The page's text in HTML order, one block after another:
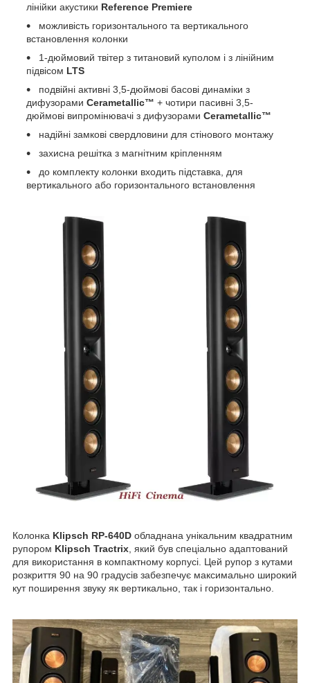
лінійки акустики Reference Premiere
можливість горизонтального та вертикального
встановлення колонки
1-дюймовий твітер з титановий куполом і з лінійним
підвісом LTS
подвійні активні 3,5-дюймові басові динаміки з
дифузорами Cerametallic™ + чотири пасивні 3,5-
дюймові випромінювачі з дифузорами Cerametallic™
надійні замкові свердловини для стінового монтажу
захисна решітка з магнітним кріпленням
до комплекту колонки входить підставка, для
вертикального або горизонтального встановлення
Колонка Klipsch RP-640D обладнана унікальним квадратним
рупором Klipsch Tractrix , який був спеціально адаптований
для використання в компактному корпусі. Цей рупор з кутами
розкриття 90 на 90 градусів забезпечує максимально широкий
кут поширення звуку як вертикально, так і горизонтально.